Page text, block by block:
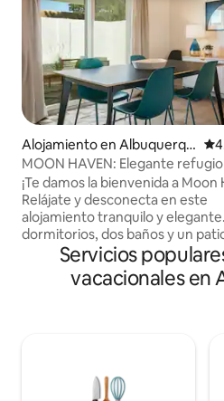
Alojamiento en Albuquerqu
e
MOON HAVEN: Elegante
dormitorios con patio
¡Te damos la bienvenida a Moon
Relájate y desconecta en este
alojamiento tranquilo y elegante. Dos
dormitorios, dos baños y un
privado solo para ti en un barrio
seguro y arbolado. Disfruta de la sala de
estar bellamente amueblada, el
cama tamaño queen. Uno de los
dormitorios también tiene un
Servicios
vacacionales en